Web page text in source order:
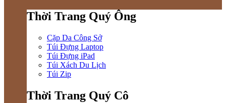
Thời Trang Quý Ông
Cặp Da Công Sở
Túi Đựng Laptop
Túi Đựng iPad
Túi Xách Du Lịch
Túi Zip
Thời Trang Quý Cô